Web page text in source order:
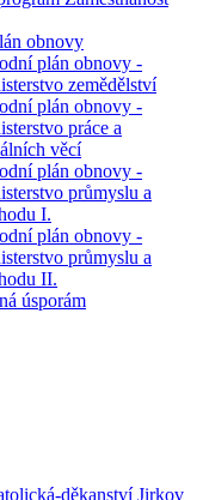
obnovy
plán obnovy -
zemědělství
plán obnovy -
práce a
věcí
plán obnovy -
průmyslu a
I.
plán obnovy -
průmyslu a
II.
úsporám
děkanství Jirkov